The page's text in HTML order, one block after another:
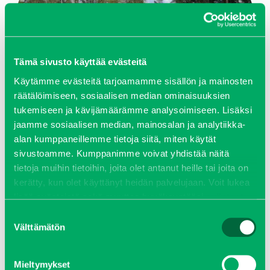
Tämä sivusto käyttää evästeitä
Käytämme evästeitä tarjoamamme sisällön ja mainosten
räätälöimiseen, sosiaalisen median ominaisuuksien
tukemiseen ja kävijämäärämme analysoimiseen. Lisäksi
jaamme sosiaalisen median, mainosalan ja analytiikka-
alan kumppaneillemme tietoja siitä, miten käytät
sivustoamme. Kumppanimme voivat yhdistää näitä
tietoja muihin tietoihin, joita olet antanut heille tai joita on
kerätty, kun olet käyttänyt heidän palvelujaan. Voit lukea
lisää evästeistä sekä muuttaa hyväksyntääsievästeet
valinta
Välttämätön
Mieltymykset
BEAM S 12000 TRANSVAL